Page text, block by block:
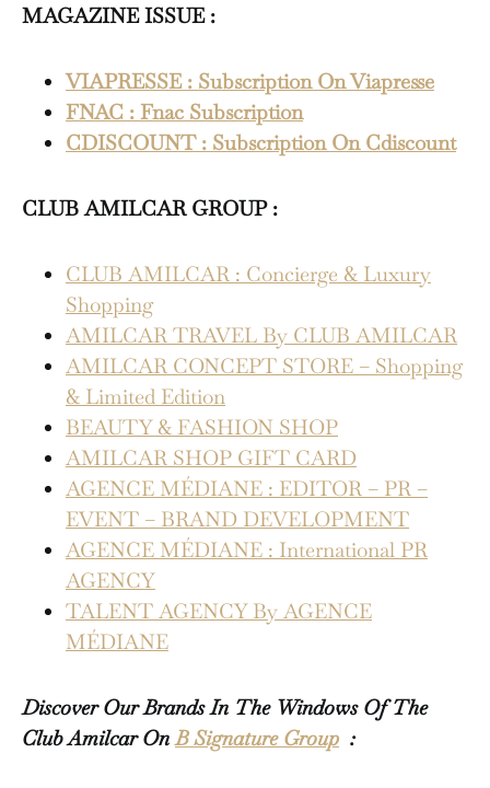
MAGAZINE ISSUE :
VIAPRESSE : Subscription On Viapresse
FNAC : Fnac Subscription
CDISCOUNT : Subscription On Cdiscount
CLUB AMILCAR GROUP :
CLUB AMILCAR : Concierge & Luxury
Shopping
AMILCAR TRAVEL By CLUB AMILCAR
AMILCAR CONCEPT STORE – Shopping
& Limited Edition
BEAUTY & FASHION SHOP
AMILCAR SHOP GIFT CARD
AGENCE MÉDIANE : EDITOR – PR –
EVENT – BRAND DEVELOPMENT
AGENCE MÉDIANE : International PR
AGENCY
TALENT AGENCY By AGENCE
MÉDIANE
Discover Our Brands In The Windows Of The
Club Amilcar OnB Signature Group :